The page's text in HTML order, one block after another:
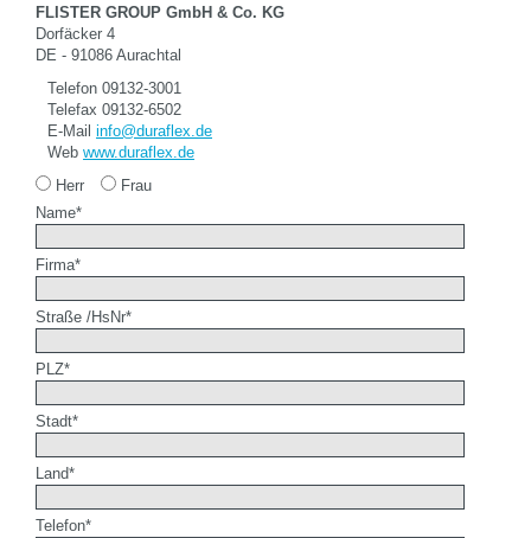
FLISTER GROUP GmbH & Co. KG
Dorfäcker 4
DE - 91086 Aurachtal
Telefon 09132-3001
Telefax 09132-6502
E-Mail info@duraflex.de
Web www.duraflex.de
Herr
Frau
Name*
Firma*
Straße /HsNr*
PLZ*
Stadt*
Land*
Telefon*